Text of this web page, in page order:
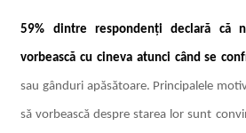
59% dintre respondenți declară că
vorbească cu cineva atunci când se
sau gânduri apăsătoare. Principalele
să vorbească despre starea lor sunt